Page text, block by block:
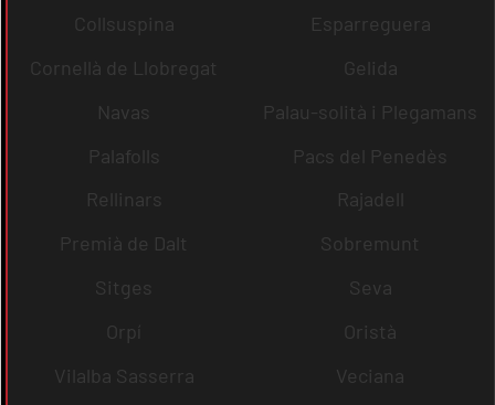
Collsuspina
Esparreguera
Cornellà de Llobregat
Gelida
Navas
Palau-solità i Plegamans
Palafolls
Pacs del Penedès
Rellinars
Rajadell
Premià de Dalt
Sobremunt
Sitges
Seva
Orpí
Oristà
Vilalba Sasserra
Veciana